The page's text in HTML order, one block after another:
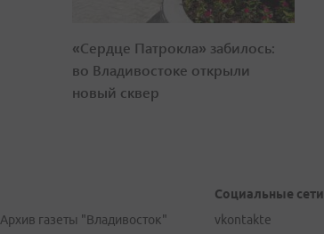
«Сердце Патрокла» забилось:
во Владивостоке открыли
новый сквер
Архив газеты "Владивосток"
Социальные сети
vkontakte